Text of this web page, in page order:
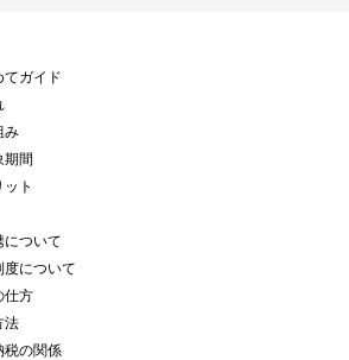
てガイド
み
期間
ト
について
度について
仕方
法
税の関係